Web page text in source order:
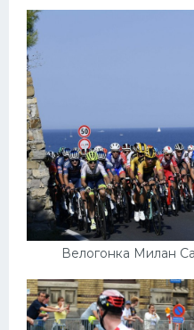
Велогонка Милан